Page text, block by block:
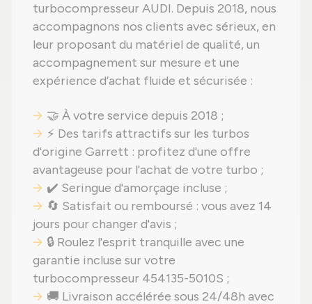
turbocompresseur AUDI. Depuis 2018, nous
accompagnons nos clients avec sérieux, en
leur proposant du matériel de qualité, un
accompagnement sur mesure et une
expérience d’achat fluide et sécurisée :
🤝 À votre service depuis 2018 ;
⚡ Des tarifs attractifs sur les turbos
d'origine Garrett : profitez d'une offre
avantageuse pour l'achat de votre turbo ;
✔️ Seringue d'amorçage incluse ;
🔄 Satisfait ou remboursé : vous avez 14
jours pour changer d'avis ;
🔒 Roulez l'esprit tranquille avec une
garantie incluse sur votre
turbocompresseur 454135-5010S ;
🚚 Livraison accélérée sous 24/48h avec